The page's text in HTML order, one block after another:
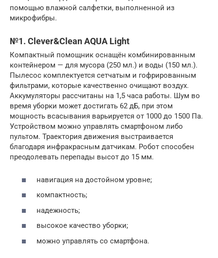
помощью влажной салфетки, выполненной из
микрофибры.
№1. Clever&Clean AQUA Light
Компактный помощник оснащён комбинированным
контейнером — для мусора (250 мл.) и воды (150 мл.).
Пылесос комплектуется сетчатым и гофрированным
фильтрами, которые качественно очищают воздух.
Аккумуляторы рассчитаны на 1,5 часа работы. Шум во
время уборки может достигать 62 дБ, при этом
мощность всасывания варьируется от 1000 до 1500 Па.
Устройством можно управлять смартфоном либо
пультом. Траектория движения выстраивается
благодаря инфракрасным датчикам. Робот способен
преодолевать перепады высот до 15 мм.
навигация на достойном уровне;
компактность;
надежность;
высокое качество уборки;
можно управлять со смартфона.